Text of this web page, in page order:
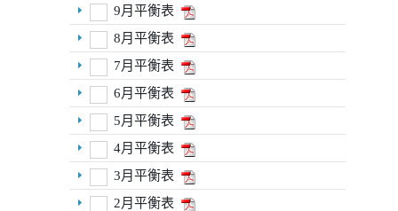
9月平衡表
8月平衡表
7月平衡表
6月平衡表
5月平衡表
4月平衡表
3月平衡表
2月平衡表